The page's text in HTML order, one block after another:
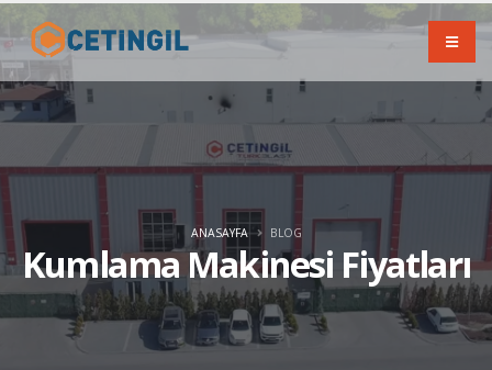
Kumlama Makinesi Fiyatları
ANASAYFA BLOG